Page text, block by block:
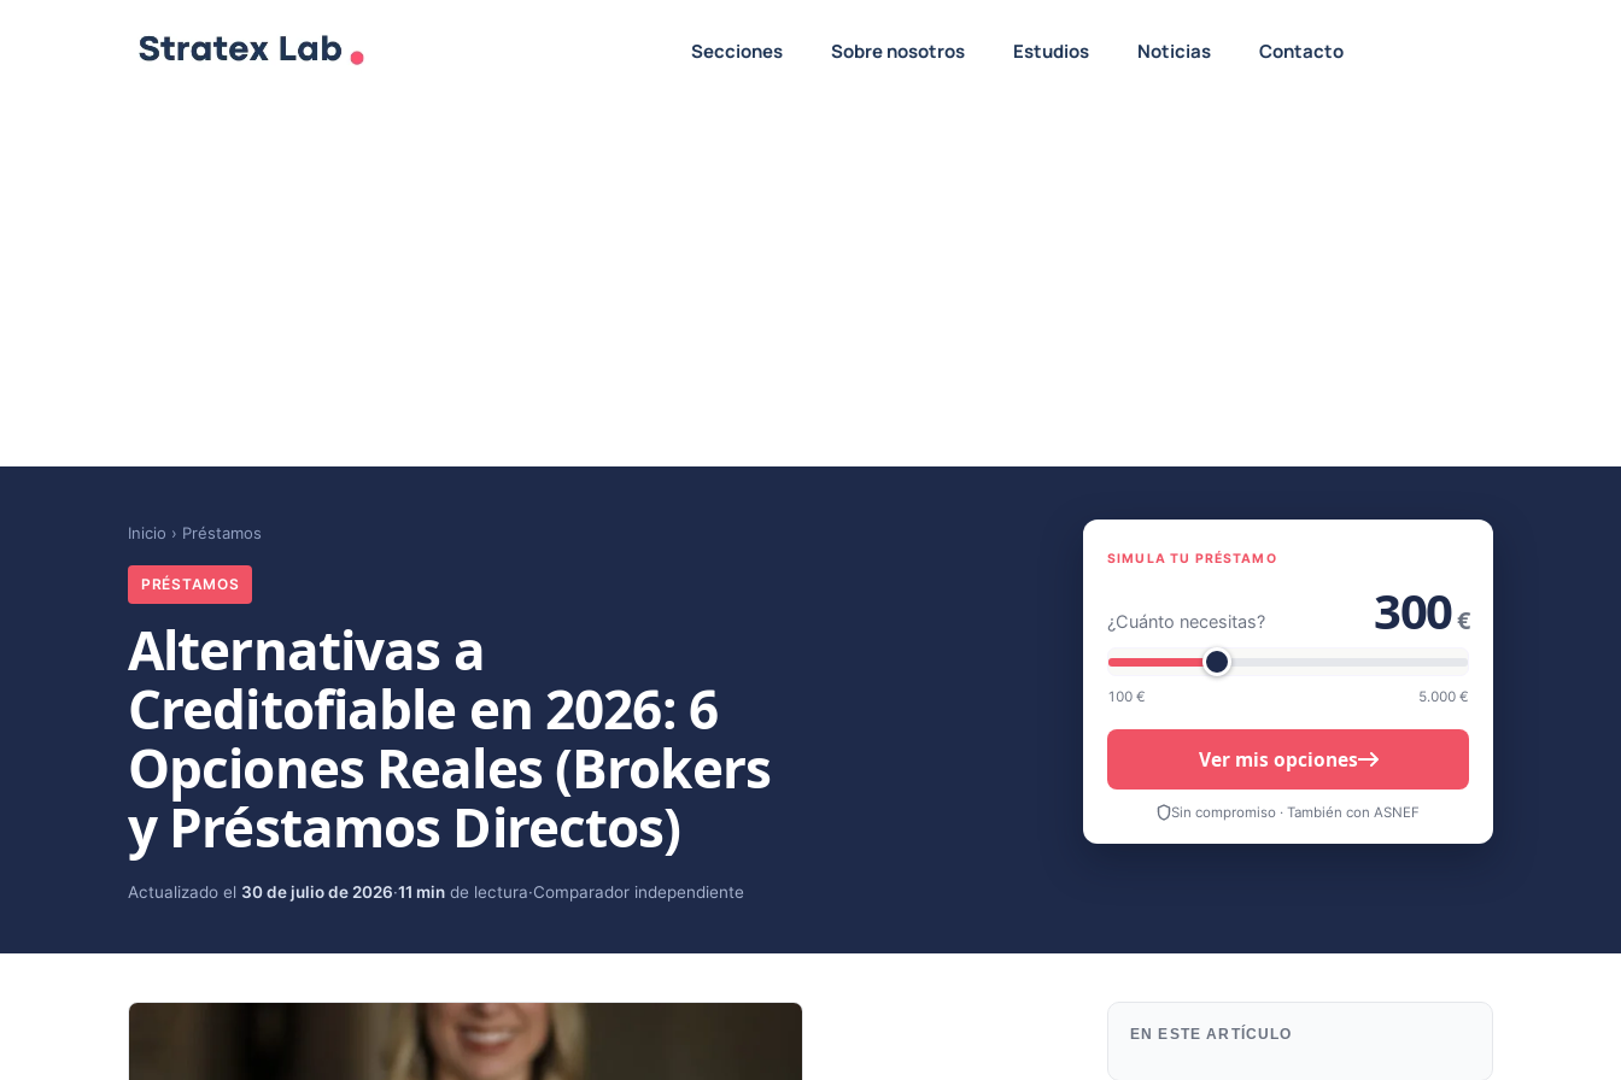
Secciones Sobre nosotros Estudios Noticias Contacto
Inicio › Préstamos
PRÉSTAMOS
Alternativas a
Creditofiable en 2026: 6
Opciones Reales (Brokers
y Préstamos Directos)
Actualizado el 30 de julio de 2026·11 min de lectura·Comparador independiente
SIMULA TU PRÉSTAMO
¿Cuánto necesitas? 300€
100 € 5.000 €
Ver mis opciones
Sin compromiso · También con ASNEF
EN ESTE ARTÍCULO